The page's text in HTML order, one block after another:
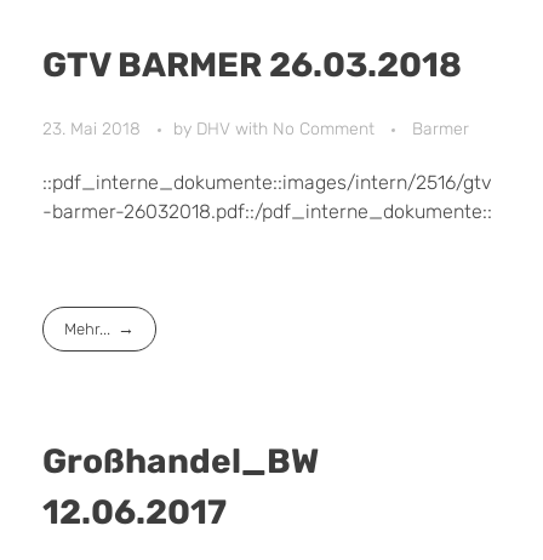
GTV BARMER 26.03.2018
23. Mai 2018 by DHV with No Comment Barmer
::pdf_interne_dokumente::images/intern/2516/gtv
-barmer-26032018.pdf::/pdf_interne_dokumente::
Mehr...
Großhandel_BW
12.06.2017